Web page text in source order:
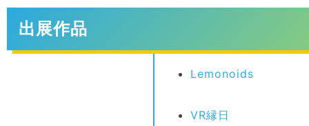
出展作品
Lemonoids
VR縁日